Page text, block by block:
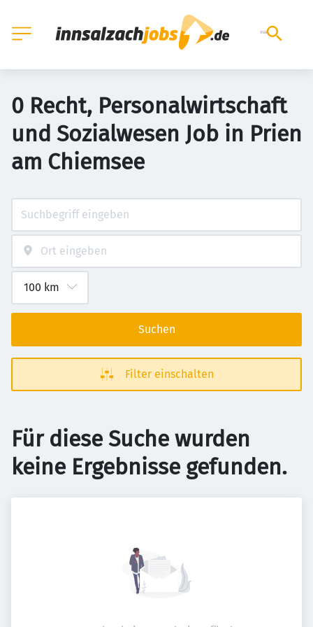
0 Recht, Personalwirtschaft
und Sozialwesen Job in Prien
am Chiemsee
Suchen
Filter einschalten
Für diese Suche wurden
keine Ergebnisse gefunden.